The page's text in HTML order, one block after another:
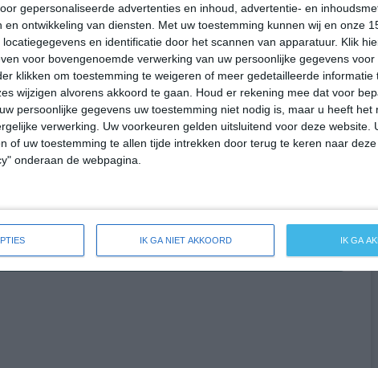
gepersonaliseerde advertenties en inhoud, advertentie- en
ontwikkeling van diensten.
Met uw toestemming kunnen wij en onze
en identificatie door het scannen van apparatuur. Klik
voor bovengenoemde verwerking van uw persoonlijke gegevens voor
klikken om toestemming te weigeren of meer gedetailleerde informatie
wijzigen alvorens akkoord te gaan.
Houd er rekening mee dat voor
persoonlijke gegevens uw toestemming niet nodig is, maar u heeft het
verwerking. Uw voorkeuren gelden uitsluitend voor deze website.
of uw toestemming te allen tijde intrekken door terug te keren naar
onderaan de webpagina.
IK GA NIET AKKOORD IK GA
16:00 19:00 22:00 01:00 04:00
16:00 19:00 22:00 01:00 04:00
NNO 2 ONO 2 ONO 1 O 2 OZO 2
weersverwachting voor Welzow